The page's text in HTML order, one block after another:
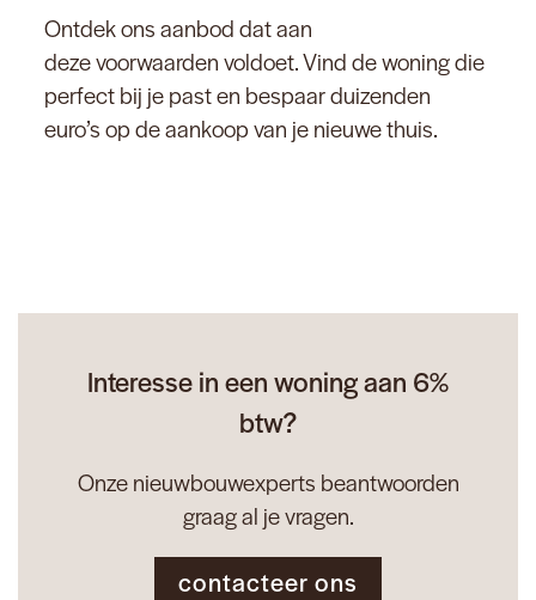
Ontdek ons aanbod dat aan
deze voorwaarden voldoet. Vind de woning die
perfect bij je past en bespaar duizenden
euro’s op de aankoop van je nieuwe thuis.
Interesse in een woning aan 6%
btw?
Onze nieuwbouwexperts beantwoorden
graag al je vragen.
contacteer ons